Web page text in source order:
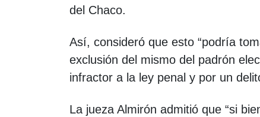
del Chaco.
Así, consideró que esto “podría
exclusión del mismo del padrón
infractor a la ley penal y por un
La jueza Almirón admitió que “si